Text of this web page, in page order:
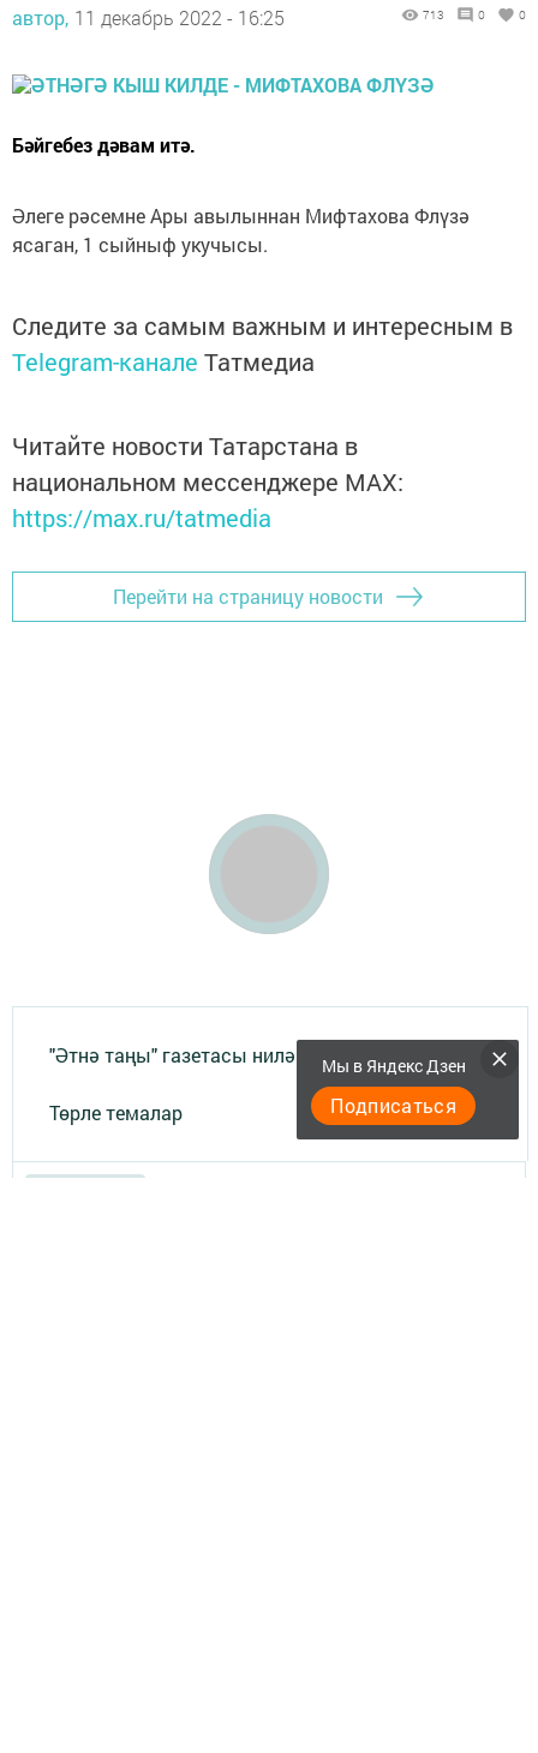
автор, 11 декабрь 2022 - 16:25 713 0 0
Бәйгебез дәвам итә.
Әлеге рәсемне Ары авылыннан Мифтахова Флүзә
ясаган, 1 сыйныф укучысы.
Следите за самым важным и интересным в
Telegram-канале Татмедиа
Читайте новости Татарстана в
национальном мессенджере MАХ:
https://max.ru/tatmedia
Перейти на страницу новости
"Әтнә таңы" газетасы ниләр яза?
Төрле темалар
Мы в Яндекс Дзен
Подписаться